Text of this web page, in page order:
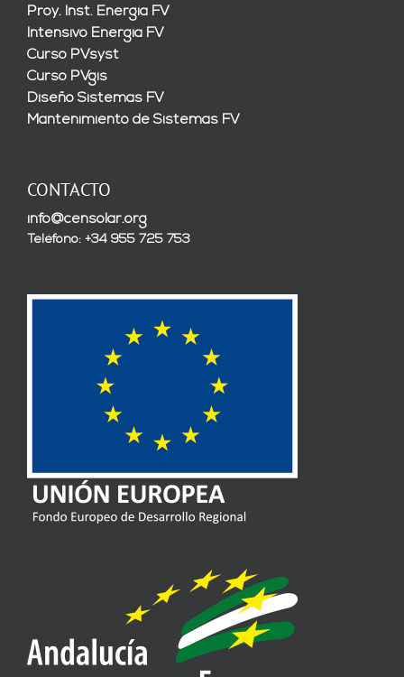
Proy. Inst. Energía FV
Intensivo Energía FV
Curso PVsyst
Curso PVgis
Diseño Sistemas FV
Mantenimiento de Sistemas FV
CONTACTO
info@censolar.org
Teléfono: +34 955 725 753